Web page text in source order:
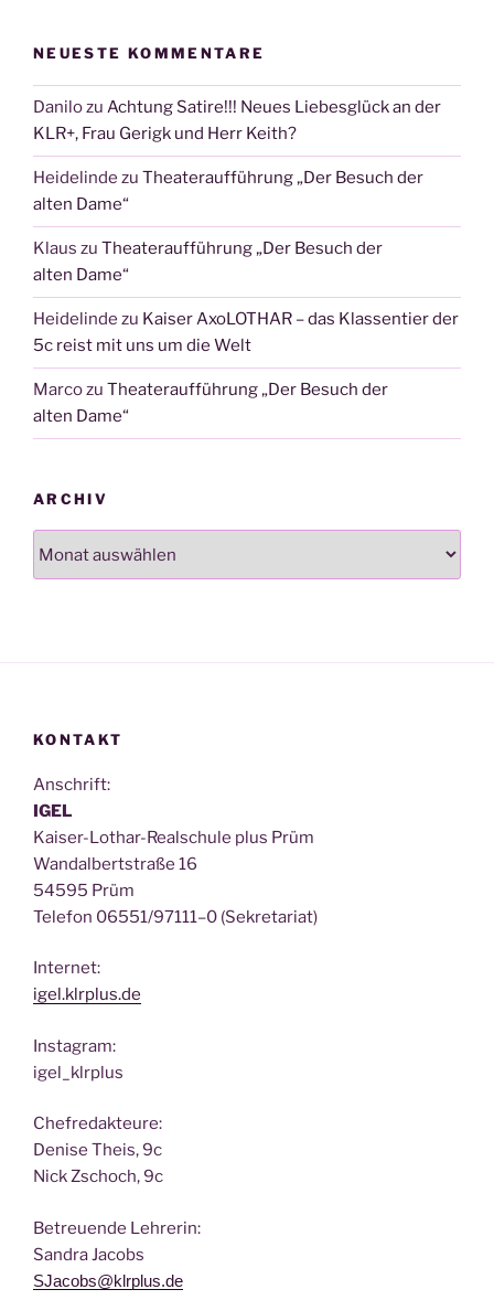
NEUESTE KOMMENTARE
Danilozu Achtung Satire!!! Neues Liebesglück an der
KLR+, Frau Gerigk und Herr Keith?
Heidelinde zu Theateraufführung „Der Besuch der
alten Dame“
Klaus zu Theateraufführung „Der Besuch der
alten Dame“
Heidelinde zu Kaiser AxoLOTHAR – das Klassentier der
5c reist mit uns um die Welt
Marcozu Theateraufführung „Der Besuch der
alten Dame“
ARCHIV
KONTAKT
Anschrift:
IGEL
Kai­ser-Lothar-Real­schu­le plus Prüm
Wan­dal­bert­stra­ße 16
54595 Prüm
Tele­fon 06551/97111–0 (Sekre­ta­ri­at)
Inter­net:
igel.klrplus.de
Insta­gram:
igel_klrplus
Chef­re­dak­teu­re:
Deni­se Theis, 9c
Nick Zscho­ch, 9c
Betreu­en­de Lehrerin:
San­dra Jacobs
SJacobs@klrplus.de